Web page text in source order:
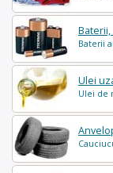
Baterii
Ulei
Ulei de